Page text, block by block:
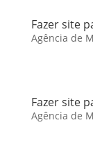
Fazer site
Agência de
Fazer site
Agência de